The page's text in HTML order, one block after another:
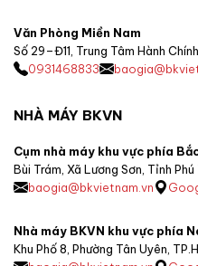
Văn Phòng Miền Nam
Số 29–Đ11, Trung Tâm Hành
0931468833
NHÀ MÁY BKVN
Cụm nhà máy khu vực phía
Bùi Trám, Xã Lương Sơn, Tỉnh Phú
baogia@bkvietnam.vn
Nhà máy BKVN khu vực phía
Khu Phố 8, Phường Tân Uyên,